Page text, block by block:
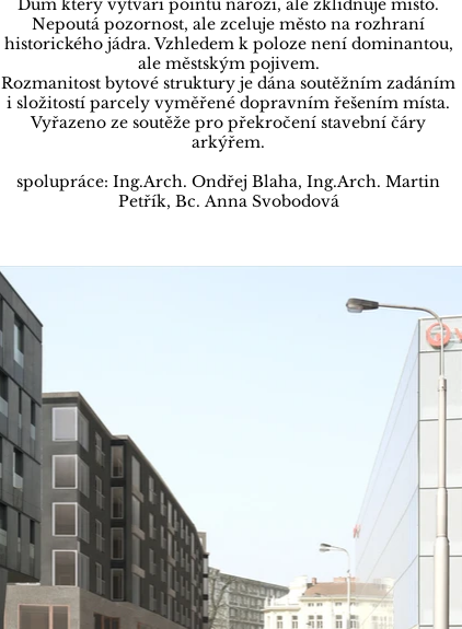
Dům který vytváří pointu nároží, ale zklidňuje místo.
Nepoutá pozornost, ale zceluje město na rozhraní
historického jádra. Vzhledem k poloze není dominantou,
ale městským pojivem.
Rozmanitost bytové struktury je dána soutěžním zadáním
i složitostí parcely vyměřené dopravním řešením místa.
Vyřazeno ze soutěže pro překročení stavební čáry
arkýřem.
spolupráce: Ing.Arch. Ondřej Blaha, Ing.Arch. Martin
Petřík​, Bc. Anna Svobodová